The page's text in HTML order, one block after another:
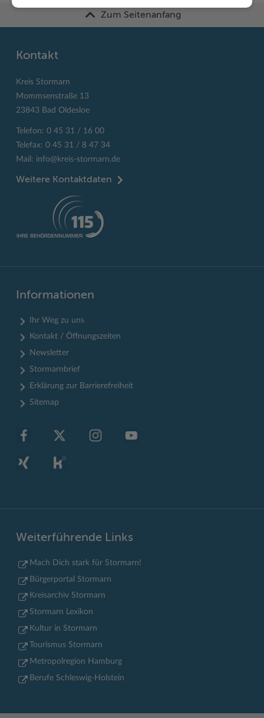
Zum Seitenanfang
Kontakt
Kreis Stormarn
Mommsenstraße 13
23843 Bad Oldesloe
Telefon: 0 45 31 / 16 00
Telefax: 0 45 31 / 8 47 34
Mail: info@kreis-stormarn.de
Weitere Kontaktdaten
Informationen
Ihr Weg zu uns
Kontakt / Öffnungszeiten
Newsletter
Stormarnbrief
Erklärung zur Barrierefreiheit
Sitemap
Weiterführende Links
Mach Dich stark für Stormarn!
Bürgerportal Stormarn
Kreisarchiv Stormarn
Stormarn Lexikon
Kultur in Stormarn
Tourismus Stormarn
Metropolregion Hamburg
Berufe Schleswig-Holstein